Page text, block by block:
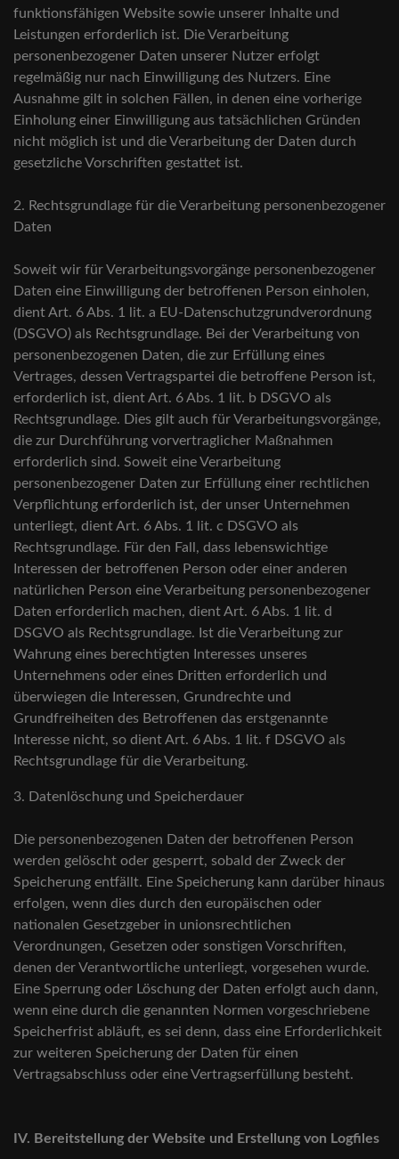
funktionsfähigen Website sowie unserer Inhalte und
Leistungen erforderlich ist. Die Verarbeitung
personenbezogener Daten unserer Nutzer erfolgt
regelmäßig nur nach Einwilligung des Nutzers. Eine
Ausnahme gilt in solchen Fällen, in denen eine vorherige
Einholung einer Einwilligung aus tatsächlichen Gründen
nicht möglich ist und die Verarbeitung der Daten durch
gesetzliche Vorschriften gestattet ist.
2. Rechtsgrundlage für die Verarbeitung personenbezogener
Daten
Soweit wir für Verarbeitungsvorgänge personenbezogener
Daten eine Einwilligung der betroffenen Person einholen,
dient Art. 6 Abs. 1 lit. a EU-Datenschutzgrundverordnung
(DSGVO) als Rechtsgrundlage. Bei der Verarbeitung von
personenbezogenen Daten, die zur Erfüllung eines
Vertrages, dessen Vertragspartei die betroffene Person ist,
erforderlich ist, dient Art. 6 Abs. 1 lit. b DSGVO als
Rechtsgrundlage. Dies gilt auch für Verarbeitungsvorgänge,
die zur Durchführung vorvertraglicher Maßnahmen
erforderlich sind. Soweit eine Verarbeitung
personenbezogener Daten zur Erfüllung einer rechtlichen
Verpflichtung erforderlich ist, der unser Unternehmen
unterliegt, dient Art. 6 Abs. 1 lit. c DSGVO als
Rechtsgrundlage. Für den Fall, dass lebenswichtige
Interessen der betroffenen Person oder einer anderen
natürlichen Person eine Verarbeitung personenbezogener
Daten erforderlich machen, dient Art. 6 Abs. 1 lit. d
DSGVO als Rechtsgrundlage. Ist die Verarbeitung zur
Wahrung eines berechtigten Interesses unseres
Unternehmens oder eines Dritten erforderlich und
überwiegen die Interessen, Grundrechte und
Grundfreiheiten des Betroffenen das erstgenannte
Interesse nicht, so dient Art. 6 Abs. 1 lit. f DSGVO als
Rechtsgrundlage für die Verarbeitung.
3. Datenlöschung und Speicherdauer
Die personenbezogenen Daten der betroffenen Person
werden gelöscht oder gesperrt, sobald der Zweck der
Speicherung entfällt. Eine Speicherung kann darüber hinaus
erfolgen, wenn dies durch den europäischen oder
nationalen Gesetzgeber in unionsrechtlichen
Verordnungen, Gesetzen oder sonstigen Vorschriften,
denen der Verantwortliche unterliegt, vorgesehen wurde.
Eine Sperrung oder Löschung der Daten erfolgt auch dann,
wenn eine durch die genannten Normen vorgeschriebene
Speicherfrist abläuft, es sei denn, dass eine Erforderlichkeit
zur weiteren Speicherung der Daten für einen
Vertragsabschluss oder eine Vertragserfüllung besteht.
IV. Bereitstellung der Website und Erstellung von Logfiles